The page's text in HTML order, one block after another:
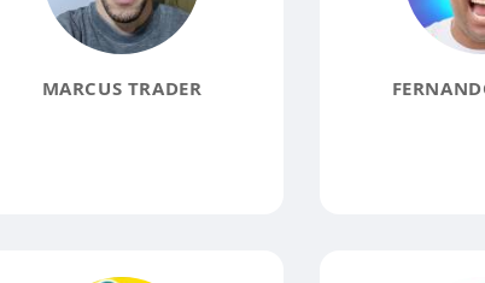
MARCUS TRADER